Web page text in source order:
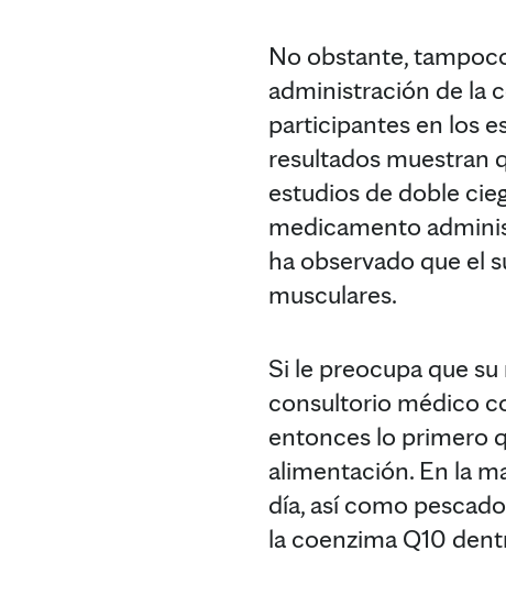
No obstante,
administración de la
participantes en los
resultados muestran
estudios de doble
medicamento
ha observado que el
musculares.
Si le preocupa que
consultorio médico
entonces lo primero
alimentación. En la
día, así como
la coenzima Q10